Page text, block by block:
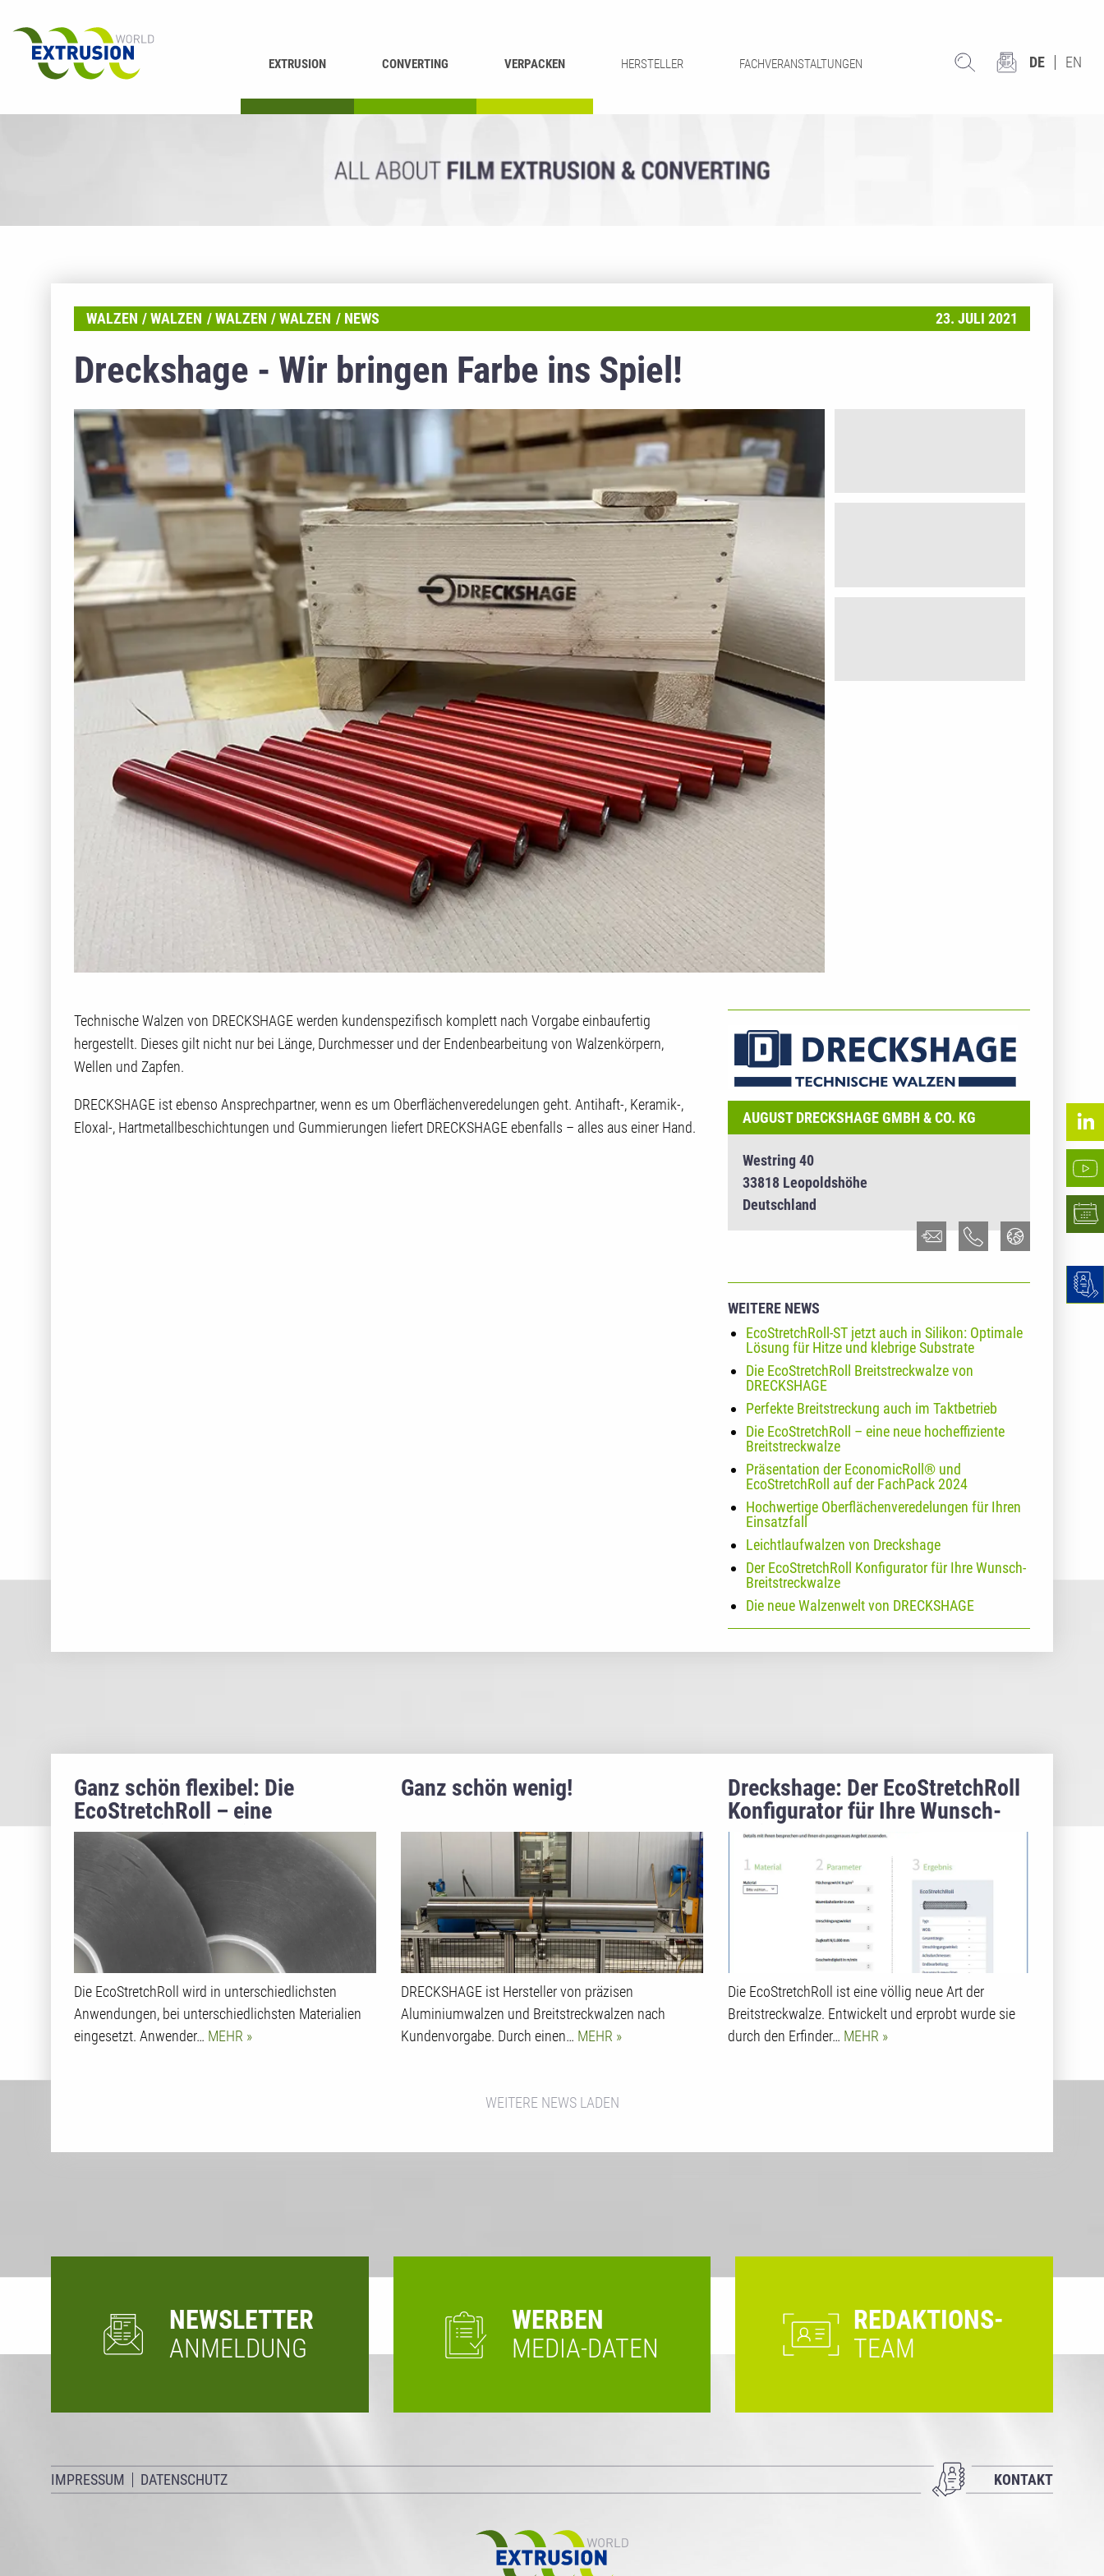
EXTRUSION CONVERTING VERPACKEN HERSTELLER FACHVERANSTALTUNGEN DE EN
WALZEN WALZEN WALZEN WALZEN NEWS 23. JULI 2021
Dreckshage - Wir bringen Farbe ins Spiel!
Technische Walzen von DRECKSHAGE werden kundenspezifisch komplett nach Vorgabe einbaufertig
hergestellt. Dieses gilt nicht nur bei Länge, Durchmesser und der Endenbearbeitung von Walzenkörpern,
Wellen und Zapfen.
DRECKSHAGE ist ebenso Ansprechpartner, wenn es um Oberflächenveredelungen geht. Antihaft-, Keramik-,
Eloxal-, Hartmetallbeschichtungen und Gummierungen liefert DRECKSHAGE ebenfalls – alles aus einer Hand.
CO. KG
AUGUST DRECKSHAGE GMBH & CO. KG
Westring 40
33818 Leopoldshöhe
Deutschland
WEITERE NEWS
EcoStretchRoll-ST jetzt auch in Silikon: Optimale
Lösung für Hitze und klebrige Substrate
Die EcoStretchRoll Breitstreckwalze von
DRECKSHAGE
Perfekte Breitstreckung auch im Taktbetrieb
Die EcoStretchRoll – eine neue hocheffiziente
Breitstreckwalze
Präsentation der EconomicRoll® und
EcoStretchRoll auf der FachPack 2024
Hochwertige Oberflächenveredelungen für Ihren
Einsatzfall
Leichtlaufwalzen von Dreckshage
Der EcoStretchRoll Konfigurator für Ihre Wunsch-
Breitstreckwalze
Die neue Walzenwelt von DRECKSHAGE
Ganz schön flexibel: Die
EcoStretchRoll – eine
hocheffiziente Breitstreckwalze
Die EcoStretchRoll wird in unterschiedlichsten
Anwendungen, bei unterschiedlichsten Materialien
eingesetzt. Anwender… MEHR
Ganz schön wenig!
DRECKSHAGE ist Hersteller von präzisen
Aluminiumwalzen und Breitstreckwalzen nach
Kundenvorgabe. Durch einen… MEHR
Dreckshage: Der EcoStretchRoll
Konfigurator für Ihre Wunsch-
Breitstreckwalze
Die EcoStretchRoll ist eine völlig neue Art der
Breitstreckwalze. Entwickelt und erprobt wurde sie
durch den Erfinder… MEHR
WEITERE NEWS LADEN
NEWSLETTER
ANMELDUNG
WERBEN
MEDIA-DATEN
REDAKTIONS-
TEAM
IMPRESSUM DATENSCHUTZ KONTAKT